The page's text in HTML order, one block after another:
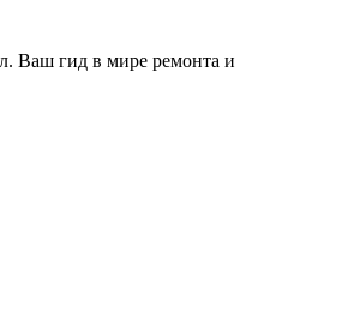
Ваш гид в мире ремонта и